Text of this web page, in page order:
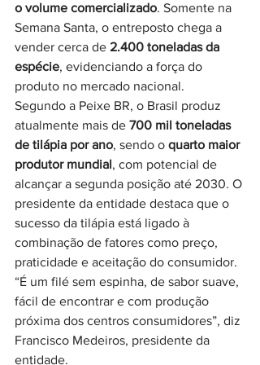
o volume comercializado. Somente na
Semana Santa, o entreposto chega a
vender cerca de 2.400 toneladas da
espécie, evidenciando a força do
produto no mercado nacional.
Segundo a Peixe BR, o Brasil produz
atualmente mais de 700 mil toneladas
de tilápia por ano, sendo o quarto maior
produtor mundial, com potencial de
alcançar a segunda posição até 2030. O
presidente da entidade destaca que o
sucesso da tilápia está ligado à
combinação de fatores como preço,
praticidade e aceitação do consumidor.
“É um filé sem espinha, de sabor suave,
fácil de encontrar e com produção
próxima dos centros consumidores”, diz
Francisco Medeiros, presidente da
entidade.